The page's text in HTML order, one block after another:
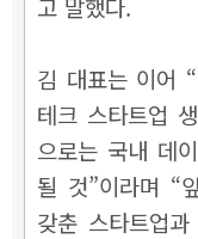
김 대표는 이어
테크 스타트업
으로는 국내 데
될 것”이라며 “
갖춘 스타트업